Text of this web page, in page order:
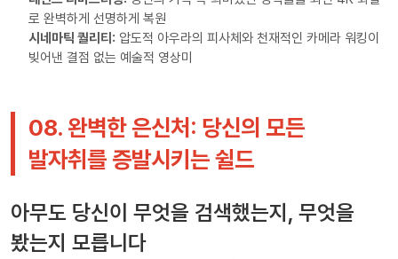
로 완벽하게 선명하게 복원
시네마틱 퀄리티: 압도적 아우라의 피사체와 천재적인 카메라 워킹이
빚어낸 결점 없는 예술적 영상미
08. 완벽한 은신처: 당신의 모든
발자취를 증발시키는 쉴드
아무도 당신이 무엇을 검색했는지, 무엇을
봤는지 모릅니다